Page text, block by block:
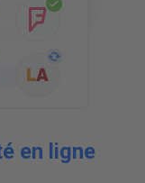
en ligne